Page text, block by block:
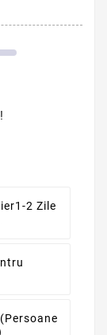
1-2 Zile
(persoane